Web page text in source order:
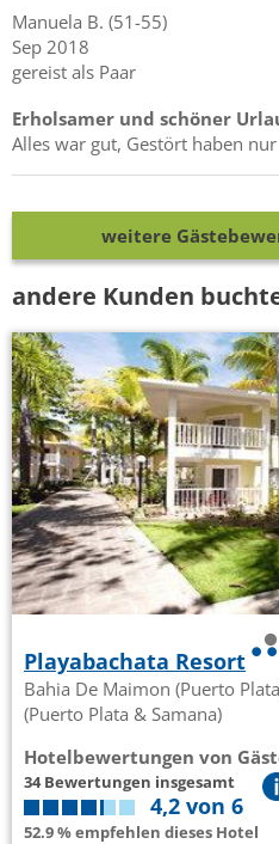
Manuela B. (51-55)
Sep 2018
gereist als Paar
Erholsamer und schöner
Alles war gut, Gestört haben
weitere
andere Kunden
Playabachata Resort
Bahia De Maimon (Puerto
(Puerto Plata & Samana)
Hotelbewertungen von
34 Bewertungen insgesamt
4,2 von 6
52.9 % empfehlen dieses Hotel